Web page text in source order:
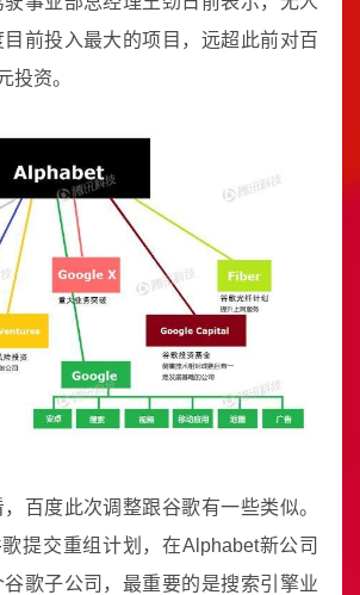
前投入最大的项目，远超此前对百
投资。
百度此次调整跟谷歌有一些类似。
提交重组计划，在Alphabet新公司
歌子公司，最重要的是搜索引擎业